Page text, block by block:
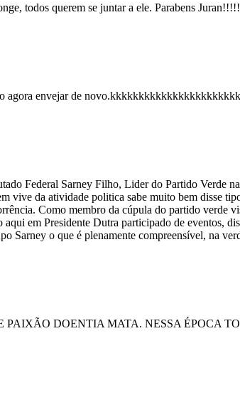
todos querem se juntar a ele. Parabens
agora envejar de
Federal Sarney Filho, Lider do Partido Verde
vive da atividade politica sabe muito bem disse
Como membro da cúpula do partido verde
em Presidente Dutra participado de eventos,
Sarney o que é plenamente compreensível, na
PAIXÃO DOENTIA MATA. NESSA ÉPOCA